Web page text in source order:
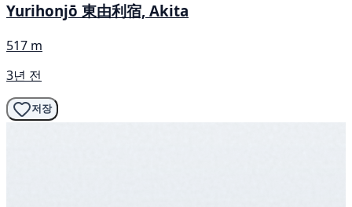
Yurihonjō 東由利宿, Akita
517 m
3년 전
저장